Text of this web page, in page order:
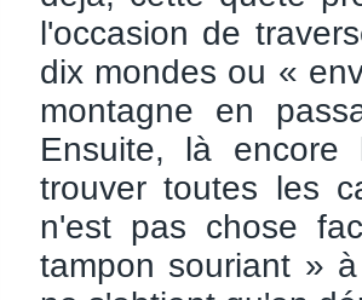
l'occasion de
dix mondes ou «
montagne en
Ensuite, là
trouver toutes les
n'est pas chose
tampon souriant »